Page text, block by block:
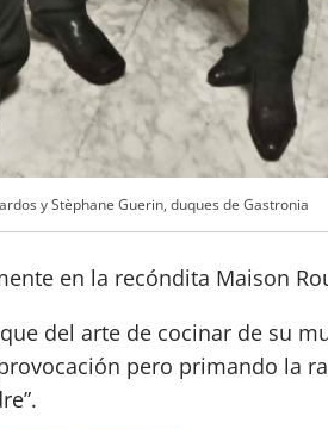
y Stèphane Guerin, duques de Gastronia
en la recóndita Maison
del arte de cocinar de su
pero primando la